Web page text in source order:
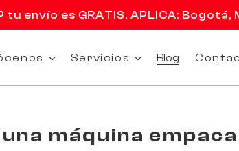
envío es GRATIS. APLICA:
Servicios Blog
máquina